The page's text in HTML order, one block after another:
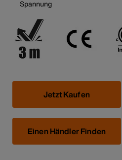
Spannung
Jetzt Kaufen
Einen Händler Finden